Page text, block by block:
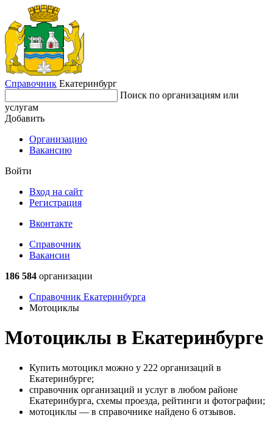
Справочник Екатеринбург
Поиск по организациям или
услугам
Добавить
Организацию
Вакансию
Войти
Вход на сайт
Регистрация
Вконтакте
Справочник
Вакансии
186 584 организации
Справочник Екатеринбурга
Мотоциклы
Мотоциклы в Екатеринбурге
Купить мотоцикл можно у 222 организаций в
Екатеринбурге;
справочник организаций и услуг в любом районе
Екатеринбурга, схемы проезда, рейтинги и фотографии;
мотоциклы — в справочнике найдено 6 отзывов.